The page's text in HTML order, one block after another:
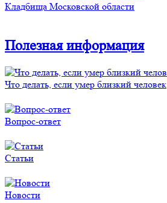
Кладбища Московской области
Полезная информация
Что делать, если умер близкий человек
Вопрос-ответ
Статьи
Новости